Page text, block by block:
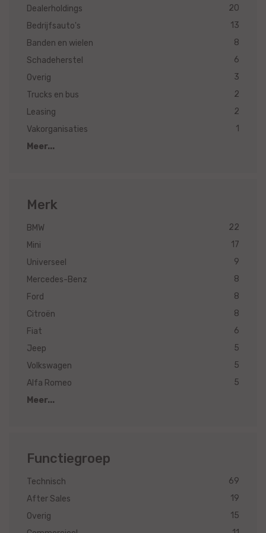
Dealerholdings
20
Bedrijfsauto's
13
Banden en wielen
8
Schadeherstel
6
Overig
3
Trucks en bus
2
Leasing
2
Vakorganisaties
1
Meer...
Merk
BMW
22
Mini
17
Universeel
9
Mercedes-Benz
8
Ford
8
Citroën
8
Fiat
6
Jeep
5
Volkswagen
5
Alfa Romeo
5
Meer...
Functiegroep
Technisch
69
After Sales
19
Overig
15